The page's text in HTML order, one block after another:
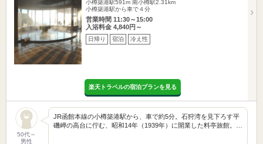
小樽築港駅591m 南小樽駅2.31km
小樽築港駅から車で４分
営業時間 11:30～15:00
入浴料金 4,840円～
日帰り 宿泊 冷え性
楽天トラベルの宿泊プランを見る
50代～
男性
JR函館本線の小樽築港駅から、車で約5分。石狩湾を見下ろす平
磯岬の高台に佇む、昭和14年（1939年）に開業した料亭旅館。…